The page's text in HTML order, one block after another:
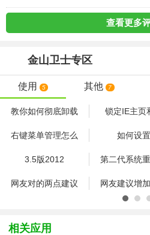
查看更多
金山卫士专区
使用 5 其他 7
教你如何彻底卸载 锁定IE主页
右键菜单管理怎么 如何设置
3.5版2012 第二代系统重
网友对的两点建议 网友建议增
相关应用